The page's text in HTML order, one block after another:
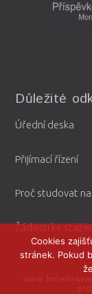
Důležité
Úřední deska
Přijímací řízení
Proč studovat na
Žádosti ke
Cookies
stránek. Pokud